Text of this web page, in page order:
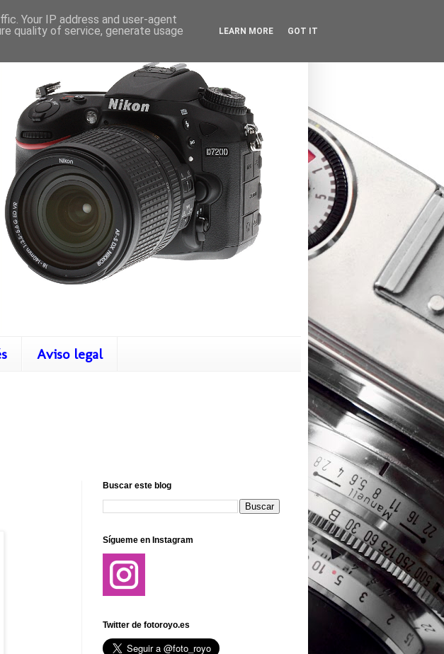
Aviso legal
Buscar este blog
Sígueme en Instagram
Twitter de fotoroyo.es
Your IP address and user-agent
quality of service, generate usage
LEARN MORE GOT IT